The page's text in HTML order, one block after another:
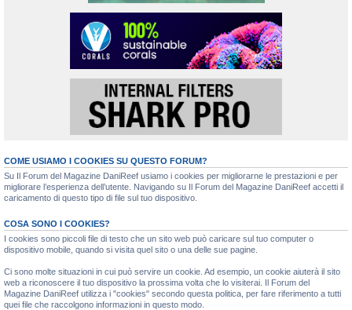
COME USIAMO I COOKIES SU QUESTO FORUM?
Su Il Forum del Magazine DaniReef usiamo i cookies per migliorarne le prestazioni e per
migliorare l’esperienza dell’utente. Navigando su Il Forum del Magazine DaniReef accetti il
caricamento di questo tipo di file sul tuo dispositivo.
COSA SONO I COOKIES?
I cookies sono piccoli file di testo che un sito web può caricare sul tuo computer o
dispositivo mobile, quando si visita quel sito o una delle sue pagine.
Ci sono molte situazioni in cui può servire un cookie. Ad esempio, un cookie aiuterà il sito
web a riconoscere il tuo dispositivo la prossima volta che lo visiterai. Il Forum del
Magazine DaniReef utilizza i "cookies" secondo questa politica, per fare riferimento a tutti
quei file che raccolgono informazioni in questo modo.